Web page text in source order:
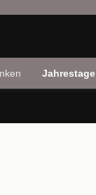
Jahrestage